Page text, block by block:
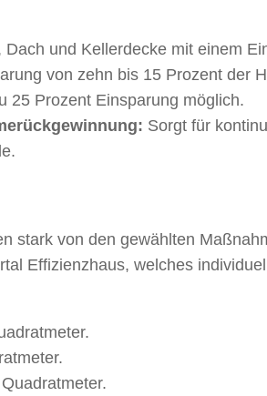
und Kellerdecke mit einem
von zehn bis 15 Prozent der
25 Prozent Einsparung möglich.
Sorgt für
stark von den gewählten
Effizienzhaus, welches